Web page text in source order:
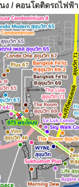
ง / คอนโดติดรถไฟฟ้